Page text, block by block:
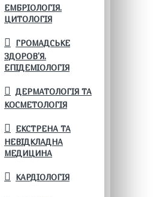
ЕМБРІОЛОГІЯ.
ЦИТОЛОГІЯ
ГРОМАДСЬКЕ
ЗДОРОВ’Я.
ЕПІДЕМІОЛОГІЯ
ДЕРМАТОЛОГІЯ ТА
КОСМЕТОЛОГІЯ
ЕКСТРЕНА ТА
НЕВІДКЛАДНА
МЕДИЦИНА
КАРДІОЛОГІЯ